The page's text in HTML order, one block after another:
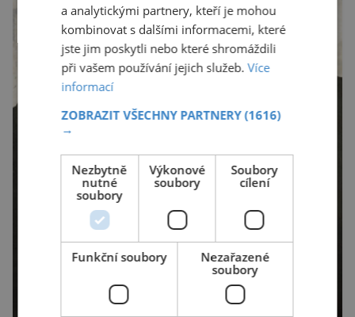
a analytickými partnery, kteří je mohou
kombinovat s dalšími informacemi, které
jste jim poskytli nebo které shromáždili
při vašem používání jejich služeb.Více
informací
ZOBRAZIT VŠECHNY PARTNERY(1616)
→
Nezbytně
nutné
soubory
Výkonové
soubory
Soubory
cílení
Funkční soubory
Nezařazené
soubory